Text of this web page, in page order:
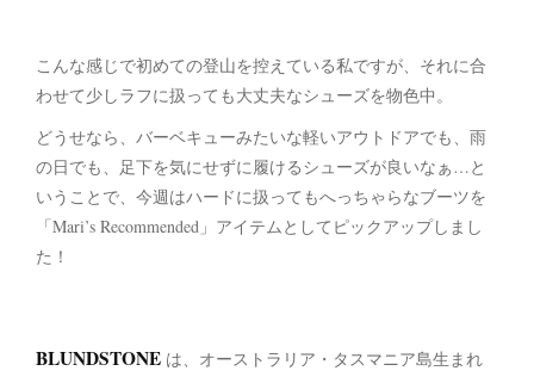
こんな感じで初めての登山を控えている私ですが、それに合
わせて少しラフに扱っても大丈夫なシューズを物色中。
どうせなら、バーベキューみたいな軽いアウトドアでも、雨
の日でも、足下を気にせずに履けるシューズが良いなぁ…と
いうことで、今週はハードに扱ってもへっちゃらなブーツを
「Mari’s Recommended」アイテムとしてピックアップしまし
た！
BLUNDSTONE は、オーストラリア・タスマニア島生まれ